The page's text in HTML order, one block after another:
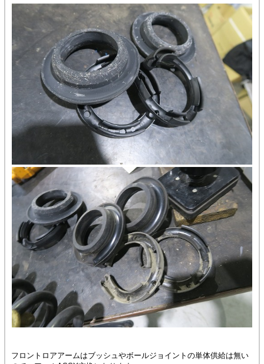
フロントロアアームはブッシュやボールジョイントの単体供給は無い